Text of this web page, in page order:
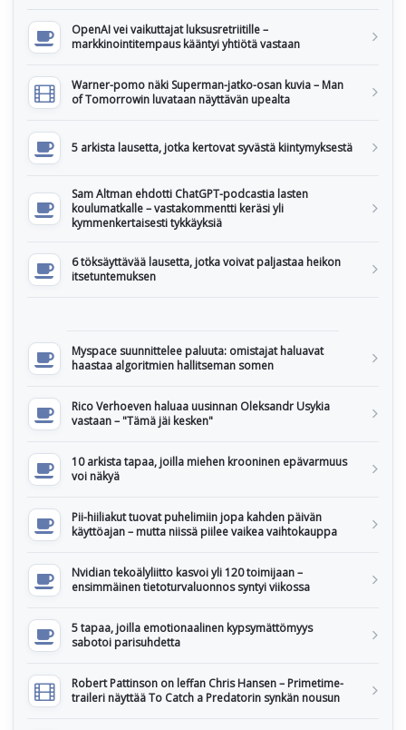
OpenAI vei vaikuttajat luksusretriitille –
markkinointitempaus kääntyi yhtiötä vastaan
Warner-pomo näki Superman-jatko-osan kuvia – Man
of Tomorrowin luvataan näyttävän upealta
5 arkista lausetta, jotka kertovat syvästä kiintymyksestä
Sam Altman ehdotti ChatGPT-podcastia lasten
koulumatkalle – vastakommentti keräsi yli
kymmenkertaisesti tykkäyksiä
6 töksäyttävää lausetta, jotka voivat paljastaa heikon
itsetuntemuksen
Myspace suunnittelee paluuta: omistajat haluavat
haastaa algoritmien hallitseman somen
Rico Verhoeven haluaa uusinnan Oleksandr Usykia
vastaan – "Tämä jäi kesken"
10 arkista tapaa, joilla miehen krooninen epävarmuus
voi näkyä
Pii-hiiliakut tuovat puhelimiin jopa kahden päivän
käyttöajan – mutta niissä piilee vaikea vaihtokauppa
Nvidian tekoälyliitto kasvoi yli 120 toimijaan –
ensimmäinen tietoturvaluonnos syntyi viikossa
5 tapaa, joilla emotionaalinen kypsymättömyys
sabotoi parisuhdetta
Robert Pattinson on leffan Chris Hansen – Primetime-
traileri näyttää To Catch a Predatorin synkän nousun